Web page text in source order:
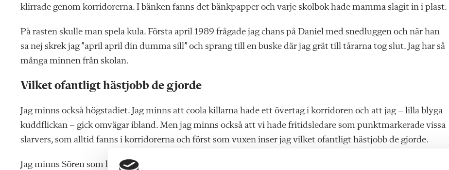
klirrade genom korridorerna. I bänken fanns det bänkpapper och varje skolbok hade mamma slagit in i plast.
På rasten skulle man spela kula. Första april 1989 frågade jag chans på Daniel med snedluggen och när han
sa nej skrek jag ”april april din dumma sill” och sprang till en buske där jag grät till tårarna tog slut. Jag har så
många minnen från skolan.
Vilket ofantligt hästjobb de gjorde
Jag minns också högstadiet. Jag minns att coola killarna hade ett övertag i korridoren och att jag – lilla blyga
kuddflickan – gick omvägar ibland. Men jag minns också att vi hade fritidsledare som punktmarkerade vissa
slarvers, som alltid fanns i korridorerna och först som vuxen inser jag vilket ofantligt hästjobb de gjorde.
Jag minns Sören som lärde oss matematik genom ramsor och som hade en knubbig tax som ibland följde